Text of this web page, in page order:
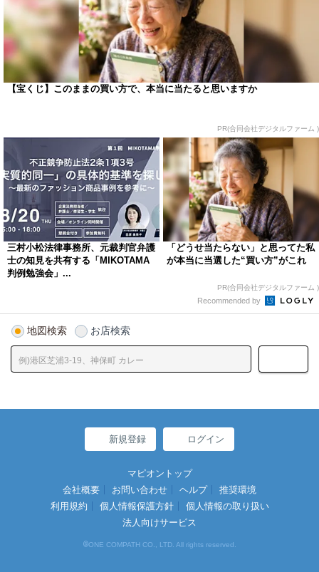
【宝くじ】このままの買い方で、本当に当たると思いますか
PR(合同会社デジタルファーム )
三村小松法律事務所、元裁判官弁護
士の知見を共有する「MIKOTAMA
判例勉強会」...
「どうせ当たらない」と思ってた私
が本当に当選した“買い方”がこれ
PR(合同会社デジタルファーム )
Recommended by
地図検索 お店検索
新規登録 ログイン
マピオントップ
会社概要
お問い合わせ ヘルプ
推奨環境
利用規約
個人情報保護方針
個人情報の取り扱い
法人向けサービス
©ONE COMPATH CO., LTD. All rights reserved.